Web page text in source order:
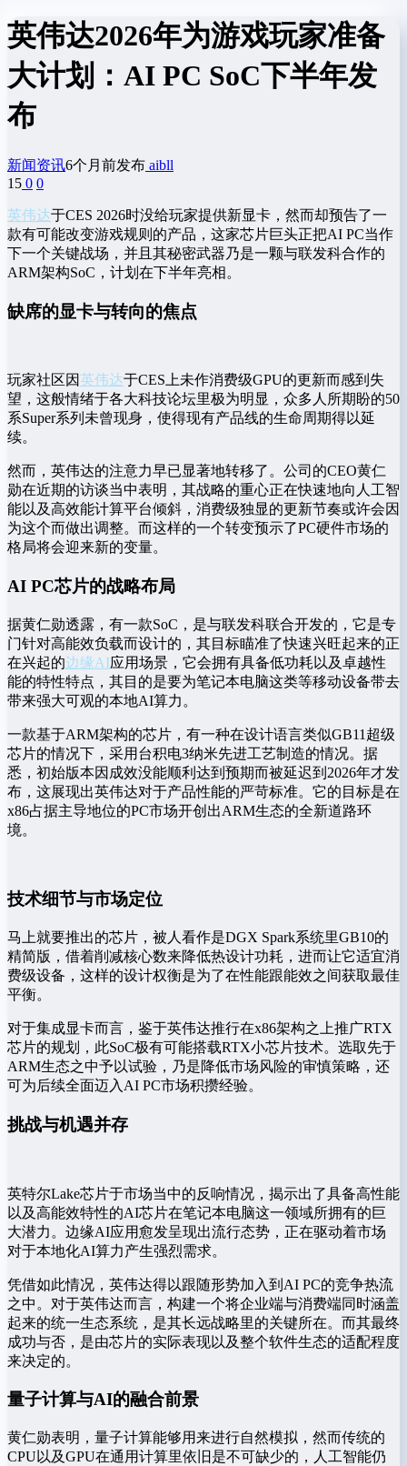
英伟达2026年为游戏玩家准备
大计划：AI PC SoC下半年发
布
新闻资讯6个月前发布 aibll
15 0 0
英伟达于CES 2026时没给玩家提供新显卡，然而却预告了一
款有可能改变游戏规则的产品，这家芯片巨头正把AI PC当作
下一个关键战场，并且其秘密武器乃是一颗与联发科合作的
ARM架构SoC，计划在下半年亮相。
缺席的显卡与转向的焦点
玩家社区因英伟达于CES上未作消费级GPU的更新而感到失
望，这般情绪于各大科技论坛里极为明显，众多人所期盼的50
系Super系列未曾现身，使得现有产品线的生命周期得以延
续。
然而，英伟达的注意力早已显著地转移了。公司的CEO黄仁
勋在近期的访谈当中表明，其战略的重心正在快速地向人工智
能以及高效能计算平台倾斜，消费级独显的更新节奏或许会因
为这个而做出调整。而这样的一个转变预示了PC硬件市场的
格局将会迎来新的变量。
AI PC芯片的战略布局
据黄仁勋透露，有一款SoC，是与联发科联合开发的，它是专
门针对高能效负载而设计的，其目标瞄准了快速兴旺起来的正
在兴起的边缘AI应用场景，它会拥有具备低功耗以及卓越性
能的特性特点，其目的是要为笔记本电脑这类等移动设备带去
带来强大可观的本地AI算力。
一款基于ARM架构的芯片，有一种在设计语言类似GB11超级
芯片的情况下，采用台积电3纳米先进工艺制造的情况。据
悉，初始版本因成效没能顺利达到预期而被延迟到2026年才发
布，这展现出英伟达对于产品性能的严苛标准。它的目标是在
x86占据主导地位的PC市场开创出ARM生态的全新道路环
境。
技术细节与市场定位
马上就要推出的芯片，被人看作是DGX Spark系统里GB10的
精简版，借着削减核心数来降低热设计功耗，进而让它适宜消
费级设备，这样的设计权衡是为了在性能跟能效之间获取最佳
平衡。
对于集成显卡而言，鉴于英伟达推行在x86架构之上推广RTX
芯片的规划，此SoC极有可能搭载RTX小芯片技术。选取先于
ARM生态之中予以试验，乃是降低市场风险的审慎策略，还
可为后续全面迈入AI PC市场积攒经验。
挑战与机遇并存
英特尔Lake芯片于市场当中的反响情况，揭示出了具备高性能
以及高能效特性的AI芯片在笔记本电脑这一领域所拥有的巨
大潜力。边缘AI应用愈发呈现出流行态势，正在驱动着市场
对于本地化AI算力产生强烈需求。
凭借如此情况，英伟达得以跟随形势加入到AI PC的竞争热流
之中。对于英伟达而言，构建一个将企业端与消费端同时涵盖
起来的统一生态系统，是其长远战略里的关键所在。而其最终
成功与否，是由芯片的实际表现以及整个软件生态的适配程度
来决定的。
量子计算与AI的融合前景
黄仁勋表明，量子计算能够用来进行自然模拟，然而传统的
CPU以及GPU在通用计算里依旧是不可缺少的，人工智能仍